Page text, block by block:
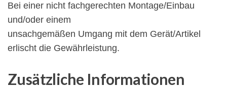
Bei einer nicht fachgerechten Montage/Einbau
und/oder einem
unsachgemäßen Umgang mit dem Gerät/Artikel
erlischt die Gewährleistung.
Zusätzliche Informationen